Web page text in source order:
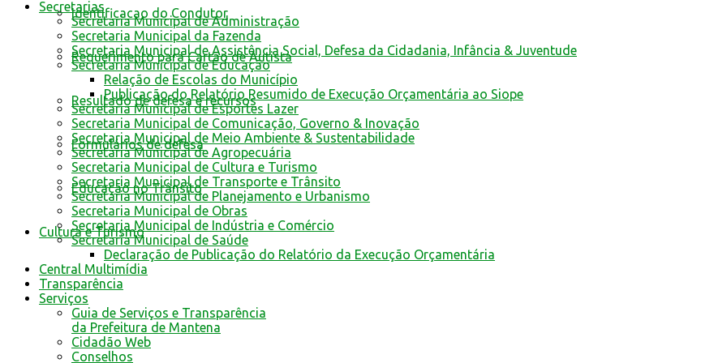
Identificacao do Condutor
Requerimento para Cartão de Autista
Resultado de defesa e recursos
Formulários de defesa
Educação no Trânsito
Cultura e Turismo
Secretarias
Secretaria Municipal de Administração
Secretaria Municipal da Fazenda
Secretaria Municipal de Assistência Social, Defesa da Cidadania, Infância & Juventude
Secretaria Municipal de Educação
Relação de Escolas do Município
Publicação do Relatório Resumido de Execução Orçamentária ao Siope
Secretaria Municipal de Esportes Lazer
Secretaria Municipal de Comunicação, Governo & Inovação
Secretaria Municipal de Meio Ambiente & Sustentabilidade
Secretaria Municipal de Agropecuária
Secretaria Municipal de Cultura e Turismo
Secretaria Municipal de Transporte e Trânsito
Secretaria Municipal de Planejamento e Urbanismo
Secretaria Municipal de Obras
Secretaria Municipal de Indústria e Comércio
Secretaria Municipal de Saúde
Declaração de Publicação do Relatório da Execução Orçamentária
Central Multimídia
Transparência
Serviços
Guia de Serviços e Transparência
da Prefeitura de Mantena
Cidadão Web
Conselhos